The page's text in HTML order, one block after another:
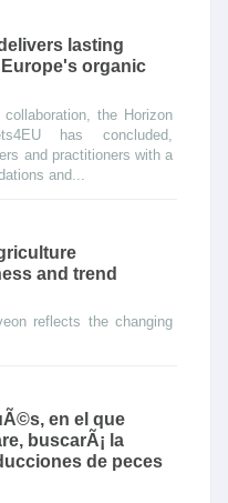
lasting
organic
the Horizon
has concluded,
and practitioners with a
and...
and trend
reflects the changing
en el que
buscarÃ¡ la
de peces